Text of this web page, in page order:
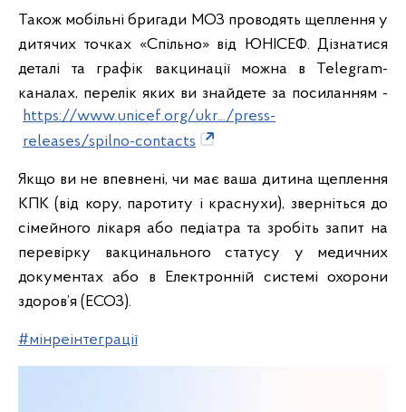
Також мобільні бригади МОЗ проводять щеплення у
дитячих точках «Спільно» від ЮНІСЕФ. Дізнатися
деталі та графік вакцинації можна в Telegram-
каналах, перелік яких ви знайдете за посиланням -
https://www.unicef.org/ukr.../press-
releases/spilno-contacts
Якщо ви не впевнені, чи має ваша дитина щеплення
КПК (від кору, паротиту і краснухи), зверніться до
сімейного лікаря або педіатра та зробіть запит на
перевірку вакцинального статусу у медичних
документах або в Електронній системі охорони
здоров’я (ЕСОЗ).
#мінреінтеграції